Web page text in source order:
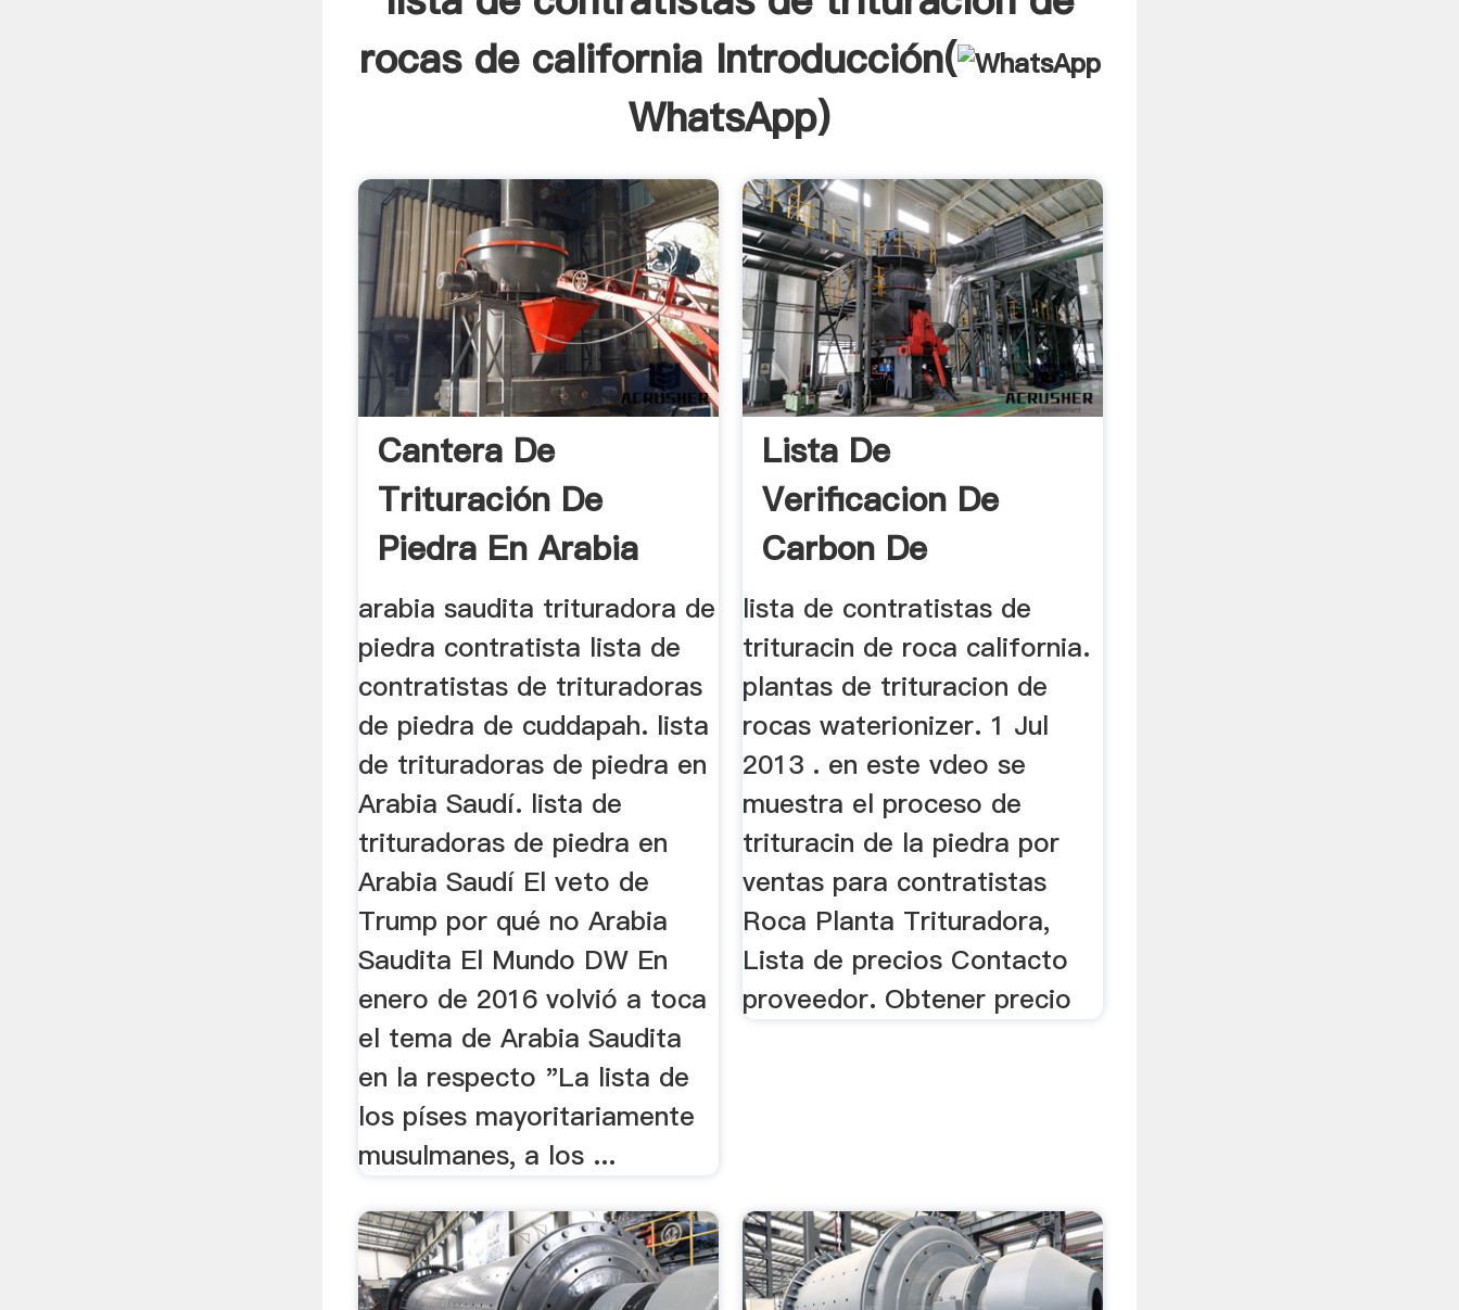
rocas de california Introducción(
WhatsApp)
Cantera De
Trituración De
Piedra En Arabia
Saudita
arabia saudita trituradora de
piedra contratista lista de
contratistas de trituradoras
de piedra de cuddapah. lista
de trituradoras de piedra en
Arabia Saudí. lista de
trituradoras de piedra en
Arabia Saudí El veto de
Trump por qué no Arabia
Saudita El Mundo DW En
enero de 2016 volvió a toca
el tema de Arabia Saudita
en la respecto "La lista de
los píses mayoritariamente
musulmanes, a los ...
Lista De
Verificacion De
Carbon De
Trituracion
Operacion
lista de contratistas de
trituracin de roca california.
plantas de trituracion de
rocas waterionizer. 1 Jul
2013 . en este vdeo se
muestra el proceso de
trituracin de la piedra por
ventas para contratistas
Roca Planta Trituradora,
Lista de precios Contacto
proveedor. Obtener precio